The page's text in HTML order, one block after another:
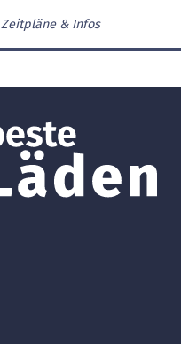
Zeitpläne & Infos